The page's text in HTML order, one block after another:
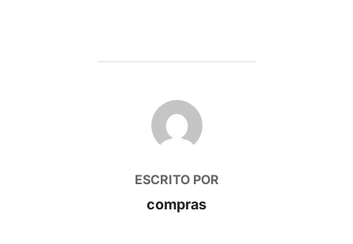
AUTOR DE LA PUBLICACIÓN
ESCRITO POR
compras